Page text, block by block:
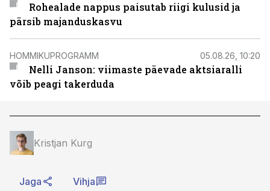
Rohealade nappus paisutab riigi kulusid ja
pärsib majanduskasvu
HOMMIKUPROGRAMM 05.08.26, 10:20
Nelli Janson: viimaste päevade aktsiaralli
võib peagi takerduda
Kristjan Kurg
Jaga Vihja